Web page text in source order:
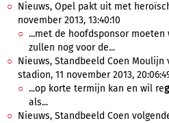
Nieuws, Opel pakt uit met
november 2013, 13:40:10
...met de hoofdsponsor moeten
zullen nog voor de...
Nieuws, Standbeeld Coen
stadion, 11 november 2013,
...op korte termijn kan en wil re
als...
Nieuws, Standbeeld Coen